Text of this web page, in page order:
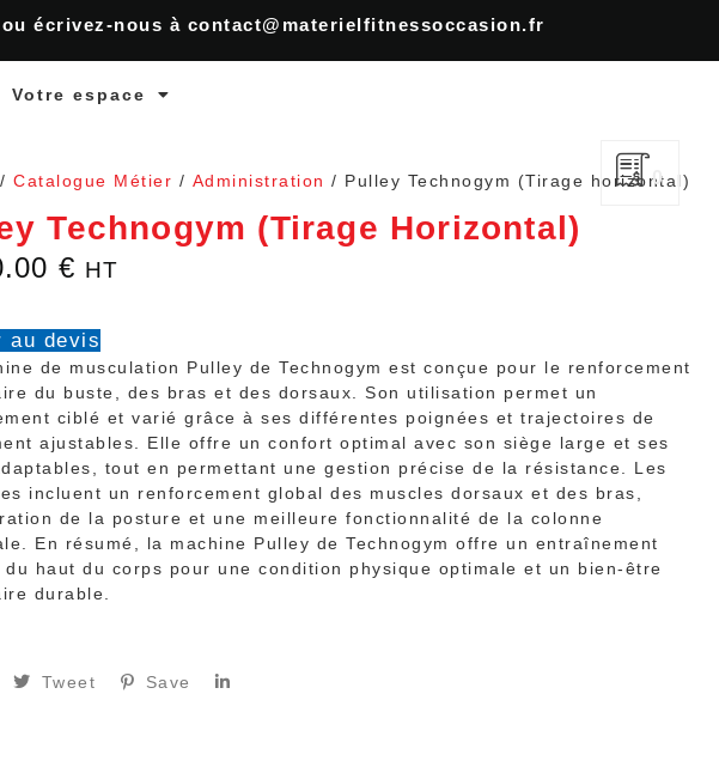
écrivez-nous à contact@materielfitnessoccasion.fr
Votre espace
/ Catalogue Métier / Administration / Pulley Technogym (Tirage horizontal)
Technogym (Tirage Horizontal)
€ HT
au devis
de musculation Pulley de Technogym est conçue pour le renforcement
du buste, des bras et des dorsaux. Son utilisation permet un
ciblé et varié grâce à ses différentes poignées et trajectoires de
ajustables. Elle offre un confort optimal avec son siège large et ses
tout en permettant une gestion précise de la résistance. Les
incluent un renforcement global des muscles dorsaux et des bras,
de la posture et une meilleure fonctionnalité de la colonne
En résumé, la machine Pulley de Technogym offre un entraînement
du haut du corps pour une condition physique optimale et un bien-être
durable.
Tweet Save
0